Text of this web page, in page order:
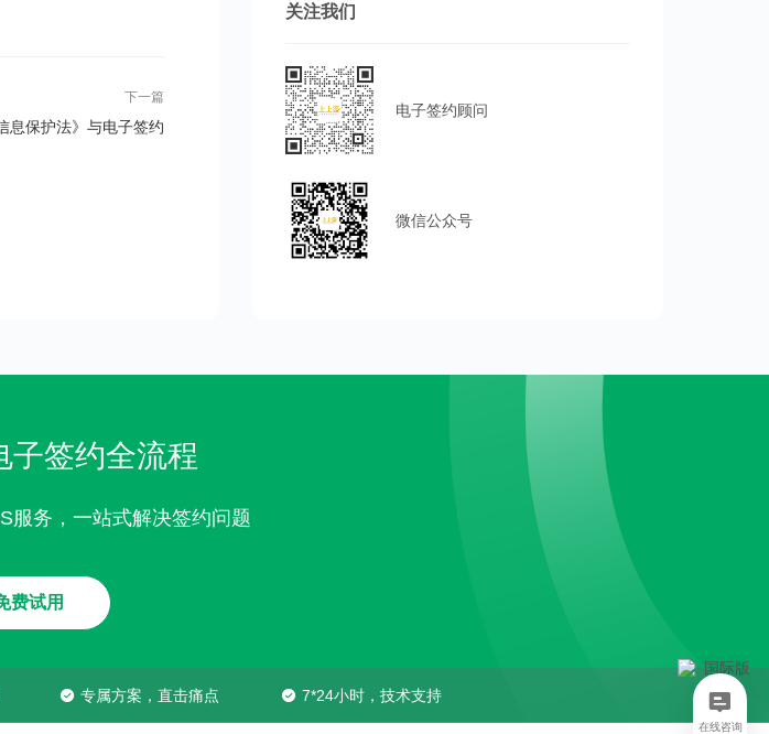
下一篇
息保护法》与电子签约
关注我们
电子签约顾问
微信公众号
子签约全流程
服务，一站式解决签约问题
费试用
专属方案，直击痛点 7*24小时，技术支持
在线咨询